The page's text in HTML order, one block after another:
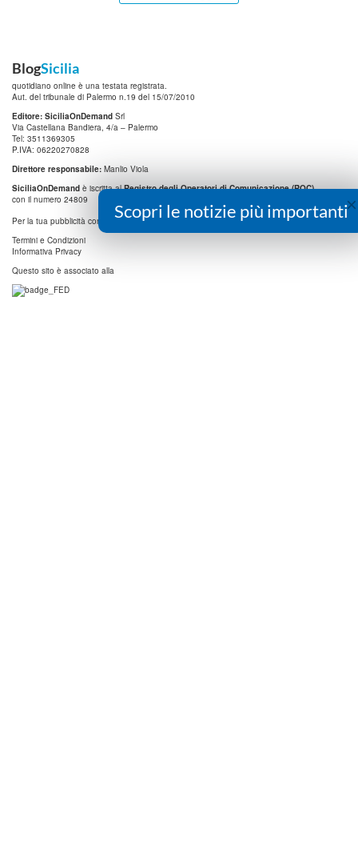
BlogSicilia
quotidiano online è una testata registrata.
Aut. del tribunale di Palermo n.19 del 15/07/2010
Editore: SiciliaOnDemand Srl
Via Castellana Bandiera, 4/a – Palermo
Tel: 3511369305
P.IVA: 06220270828
Direttore responsabile: Manlio Viola
SiciliaOnDemand è iscritta alRegistro degli Operatori di Comunicazione (ROC)
con il numero 24809
Per la tua pubblicità contatta: info@digitrend.it
Termini e Condizioni
Informativa Privacy
Questo sito è associato alla
×
Scopri le notizie più importanti